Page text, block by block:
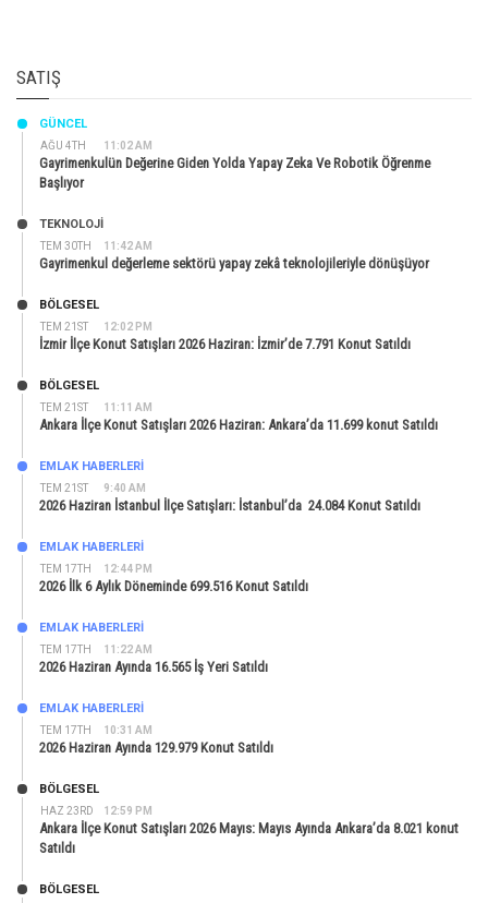
SATIŞ
AĞU 4TH 11:02 AM
GÜNCEL
Gayrimenkulün Değerine Giden Yolda Yapay Zeka Ve Robotik Öğrenme
Başlıyor
TEM 30TH 11:42 AM
TEKNOLOJİ
Gayrimenkul değerleme sektörü yapay zekâ teknolojileriyle dönüşüyor
TEM 21ST 12:02 PM
BÖLGESEL
İzmir İlçe Konut Satışları 2026 Haziran: İzmir’de 7.791 Konut Satıldı
TEM 21ST 11:11 AM
BÖLGESEL
Ankara İlçe Konut Satışları 2026 Haziran: Ankara’da 11.699 konut Satıldı
TEM 21ST 9:40 AM
EMLAK HABERLERI
2026 Haziran İstanbul İlçe Satışları: İstanbul’da 24.084 Konut Satıldı
TEM 17TH 12:44 PM
EMLAK HABERLERI
2026 İlk 6 Aylık Döneminde 699.516 Konut Satıldı
TEM 17TH 11:22 AM
EMLAK HABERLERI
2026 Haziran Ayında 16.565 İş Yeri Satıldı
TEM 17TH 10:31 AM
EMLAK HABERLERI
2026 Haziran Ayında 129.979 Konut Satıldı
HAZ 23RD 12:59 PM
BÖLGESEL
Ankara İlçe Konut Satışları 2026 Mayıs: Mayıs Ayında Ankara’da 8.021 konut
Satıldı
BÖLGESEL